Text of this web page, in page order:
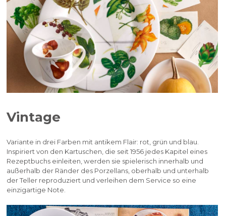
Vintage
Variante in drei Farben mit antikem Flair: rot, grün und blau.
Inspiriert von den Kartuschen, die seit 1956 jedes Kapitel eines
Rezeptbuchs einleiten, werden sie spielerisch innerhalb und
außerhalb der Ränder des Porzellans, oberhalb und unterhalb
der Teller reproduziert und verleihen dem Service so eine
einzigartige Note.